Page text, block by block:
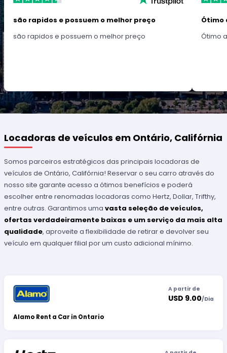
são rapidos e possuem o melhor preço
são rapidos e possuem o melhor preço
Ótimo
Ótimo
Locadoras de veículos em Ontário, Califórnia
Somos parceiros estratégicos das principais locadoras de
veículos de Ontário, Califórnia! Reservar o seu carro através do
nosso site garante acesso a ótimos benefícios e poderá
escolher entre renomadas locadoras como Hertz, Dollar, Trifthy,
entre outras. Garantimos umavasta seleção de veículos,
ofertas verdadeiramente baixas e um serviço da mais alta
qualidade, aproveite a flexibilidade de retirar e devolver seu
veículo em qualquer filial por um custo adicional mínimo.
Alamo Rent a Car in Ontario
A partir de
USD 9.00/Dia